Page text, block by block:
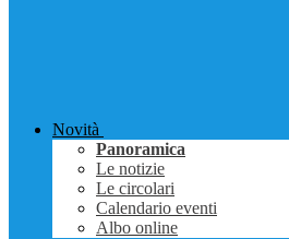
Novità
Panoramica
Le notizie
Le circolari
Calendario eventi
Albo online